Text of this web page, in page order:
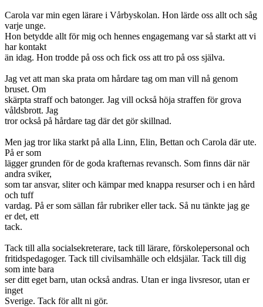
Carola var min egen lärare i Vårbyskolan. Hon lärde oss allt och såg
varje unge.
Hon betydde allt för mig och hennes engagemang var så starkt att vi
har kontakt
än idag. Hon trodde på oss och fick oss att tro på oss själva.
Jag vet att man ska prata om hårdare tag om man vill nå genom
bruset. Om
skärpta straff och batonger. Jag vill också höja straffen för grova
våldsbrott. Jag
tror också på hårdare tag där det gör skillnad.
Men jag tror lika starkt på alla Linn, Elin, Bettan och Carola där ute.
På er som
lägger grunden för de goda krafternas revansch. Som finns där när
andra sviker,
som tar ansvar, sliter och kämpar med knappa resurser och i en hård
och tuff
vardag. På er som sällan får rubriker eller tack. Så nu tänkte jag ge
er det, ett
tack.
Tack till alla socialsekreterare, tack till lärare, förskolepersonal och
fritidspedagoger. Tack till civilsamhälle och eldsjälar. Tack till dig
som inte bara
ser ditt eget barn, utan också andras. Utan er inga livsresor, utan er
inget
Sverige. Tack för allt ni gör.